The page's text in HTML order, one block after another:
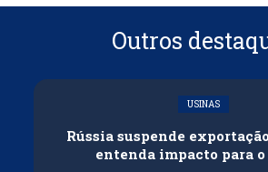
Outros
USINAS
Rússia suspende
entenda impacto para